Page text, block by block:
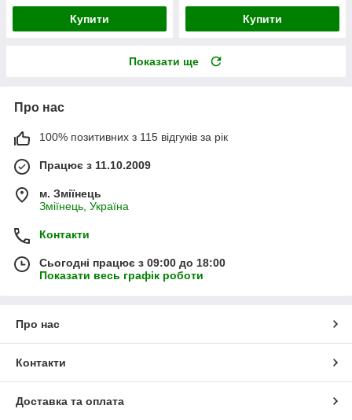
Купити Купити
Показати ще
Про нас
100% позитивних з 115 відгуків за рік
Працює з 11.10.2009
м. Зміїнець
Зміїнець, Україна
Контакти
Сьогодні працює з 09:00 до 18:00
Показати весь графік роботи
Про нас
Контакти
Доставка та оплата